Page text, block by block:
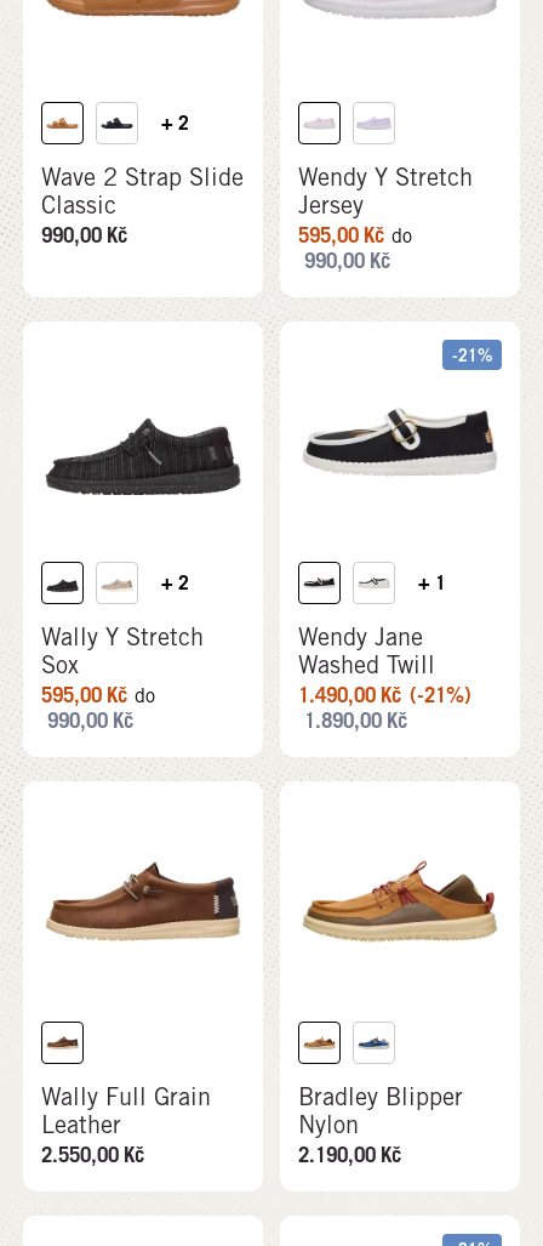
+ 2
Wave 2 Strap Slide
Classic
990,00 Kč
Wendy Y Stretch
Jersey
595,00 Kč do
990,00 Kč
+ 2
Wally Y Stretch
Sox
595,00 Kč do
990,00 Kč
-21%
+ 1
Wendy Jane
Washed Twill
1.490,00 Kč (-21%)
1.890,00 Kč
Wally Full Grain
Leather
2.550,00 Kč
Bradley Blipper
Nylon
2.190,00 Kč